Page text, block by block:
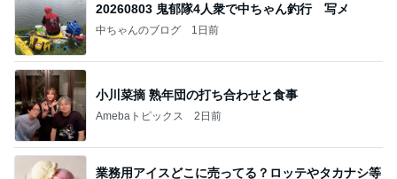
20260803 鬼郁隊4人衆で中ちゃん釣行 写メ
中ちゃんのブログ 1日前
小川菜摘 熟年団の打ち合わせと食事
Amebaトピックス 2日前
業務用アイスどこに売ってる？ロッテやタカナシ等